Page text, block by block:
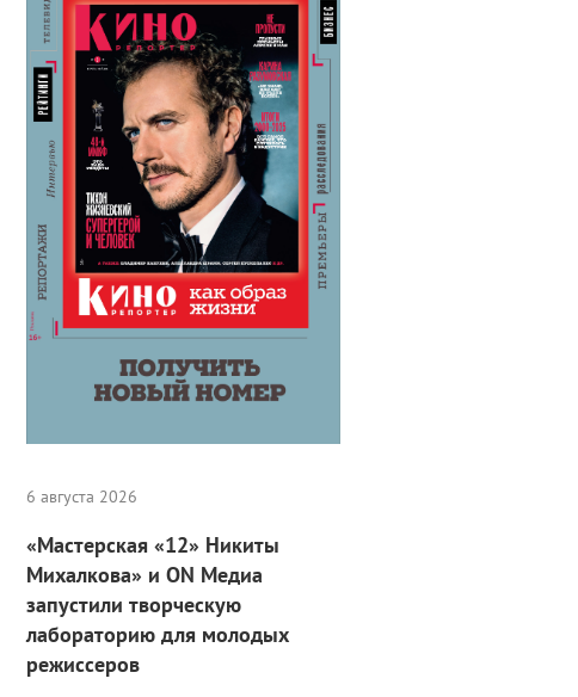
6 августа 2026
«Мастерская «12» Никиты
Михалкова» и ON Медиа
запустили творческую
лабораторию для молодых
режиссеров